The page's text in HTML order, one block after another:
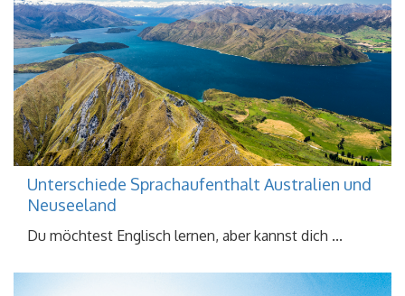
Unterschiede Sprachaufenthalt Australien und
Neuseeland
Du möchtest Englisch lernen, aber kannst dich ...